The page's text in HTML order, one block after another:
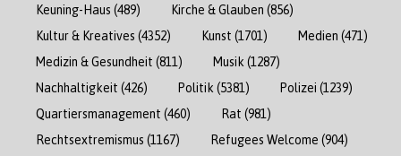
Keuning-Haus (489) Kirche & Glauben (856)
Kultur & Kreatives (4352) Kunst (1701) Medien (471)
Medizin & Gesundheit (811) Musik (1287)
Nachhaltigkeit (426) Politik (5381) Polizei (1239)
Quartiersmanagement (460) Rat (981)
Rechtsextremismus (1167) Refugees Welcome (904)